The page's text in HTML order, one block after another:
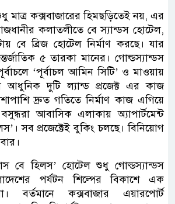
মাত্র কক্সবাজারের হিমছড়িতেই নয়, এর
কলাতলীতে বে স্যান্ডস হোটেল,
বে ব্রিজ হোটেল নির্মাণ করছে। যার
৫ তারকা মানের। গোল্ডস্যান্ডস
‘পূর্বাচল আমিন সিটি’ ও মাওয়ায়
আধুনিক দুটি ল্যান্ড প্রজেক্ট এর কাজ
দ্রুত গতিতে নির্মাণ কাজ এগিয়ে
আবাসিক এলাকায় অ্যাপার্টমেন্ট
সব প্রজেক্টেই বুকিং চলছে। বিনিয়োগ
বে হিলস’ হোটেল শুধু গোল্ডস্যান্ডস
পর্যটন শিল্পের বিকাশে এক
বর্তমানে কক্সবাজার এয়ারপোর্ট